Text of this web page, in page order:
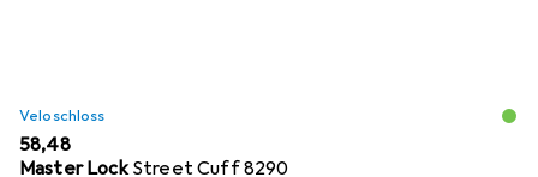
Veloschloss
EUR
58,48
Master Lock Street Cuff 8290